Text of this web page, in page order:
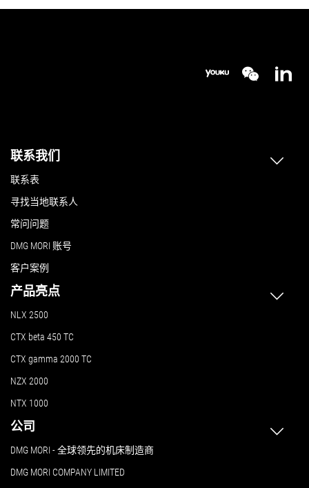
联系我们
联系表
寻找当地联系人
常问问题
DMG MORI 账号
客户案例
产品亮点
NLX 2500
CTX beta 450 TC
CTX gamma 2000 TC
NZX 2000
NTX 1000
公司
DMG MORI - 全球领先的机床制造商
DMG MORI COMPANY LIMITED